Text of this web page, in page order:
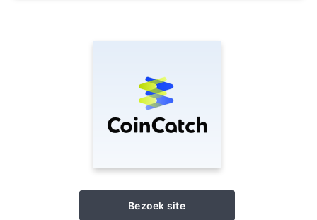
Bezoek site